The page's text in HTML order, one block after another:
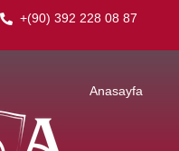
+(90) 392 228 08 87
Anasayfa